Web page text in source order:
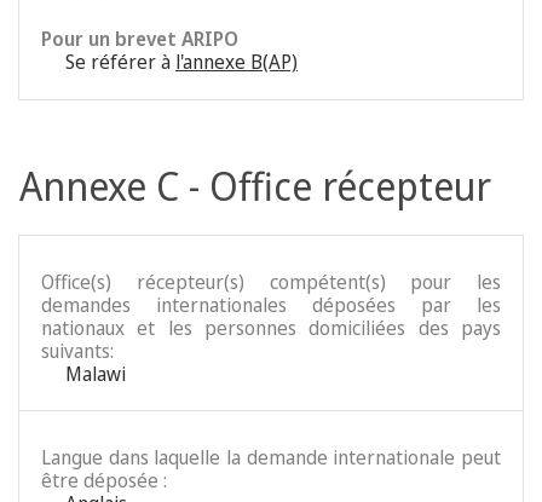
Pour un brevet ARIPO
Se référer à l'annexe B(AP)
Annexe C - Office récepteur
Office(s) récepteur(s) compétent(s) pour les
demandes internationales déposées par les
nationaux et les personnes domiciliées des pays
suivants:
Malawi
Langue dans laquelle la demande internationale peut
être déposée :